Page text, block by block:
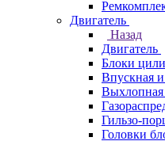
Двигатель
Назад
Двигатель
Блоки
Впускная
Выхлопная
Гильзо-
Головки